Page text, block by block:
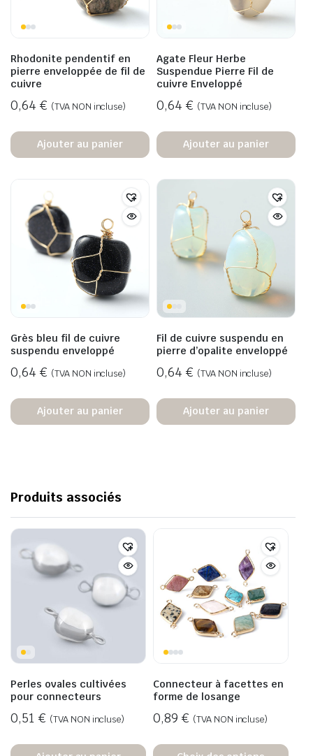
Rhodonite pendentif en
pierre enveloppée de fil de
cuivre
0,64 € (TVA NON incluse)
Ajouter au panier
Agate Fleur Herbe
Suspendue Pierre Fil de
cuivre Enveloppé
0,64 € (TVA NON incluse)
Ajouter au panier
Grès bleu fil de cuivre
suspendu enveloppé
0,64 € (TVA NON incluse)
Ajouter au panier
Fil de cuivre suspendu en
pierre d’opalite enveloppé
0,64 € (TVA NON incluse)
Ajouter au panier
Produits associés
Perles ovales cultivées
pour connecteurs
0,51 € (TVA NON incluse)
Connecteur à facettes en
forme de losange
0,89 € (TVA NON incluse)